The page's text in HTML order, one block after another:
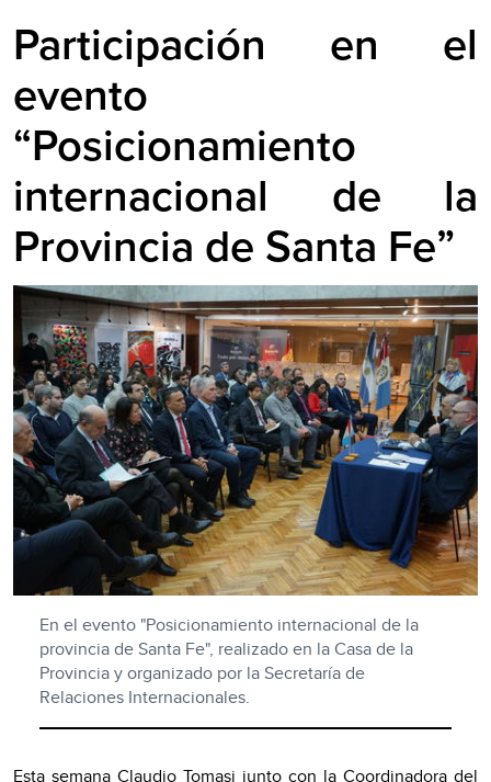
Participación en el
evento
“Posicionamiento
internacional de la
Provincia de Santa Fe”
En el evento "Posicionamiento internacional de la
provincia de Santa Fe", realizado en la Casa de la
Provincia y organizado por la Secretaría de
Relaciones Internacionales.
Esta semana Claudio Tomasi junto con la Coordinadora del